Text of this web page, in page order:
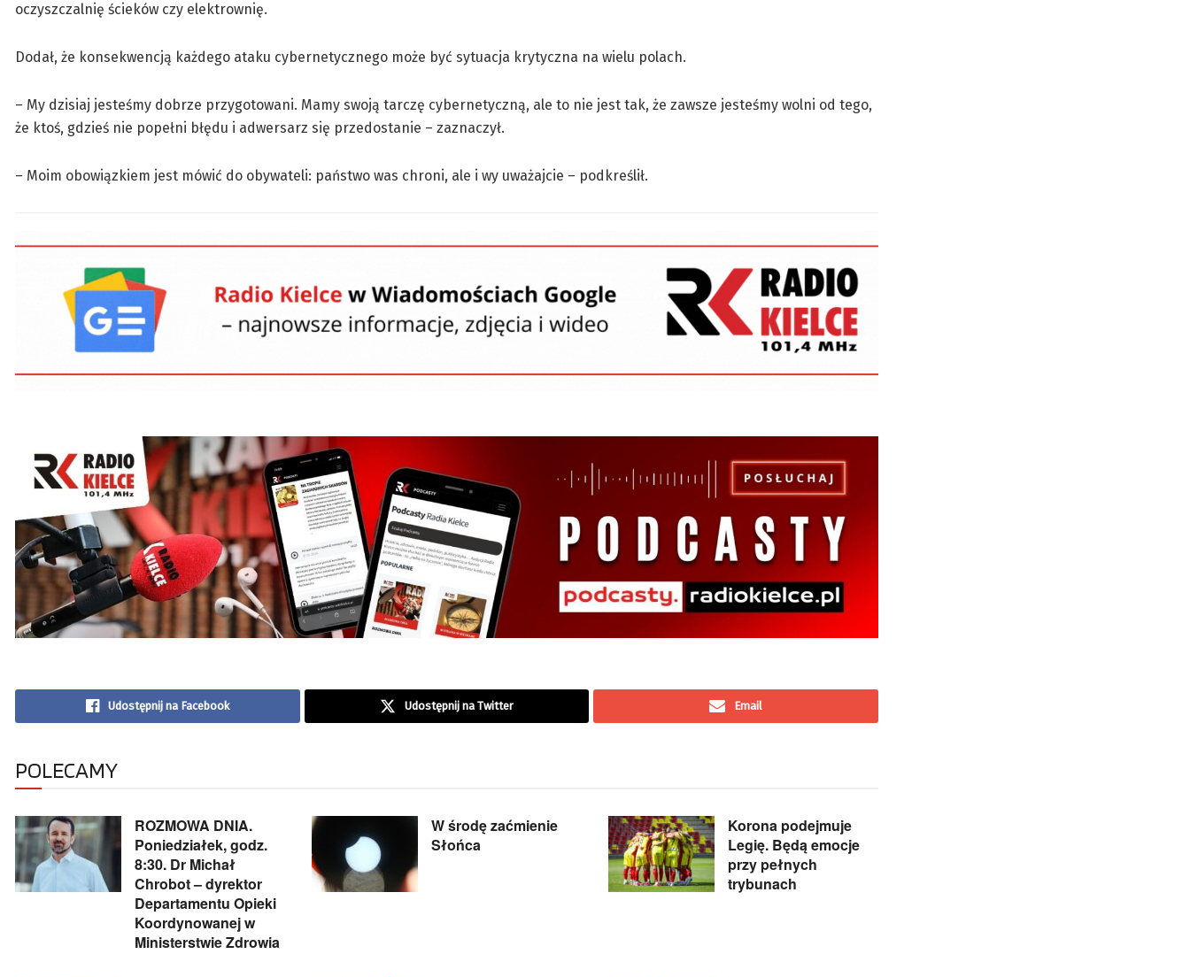
oczyszczalnię ścieków czy elektrownię.
Dodał, że konsekwencją każdego ataku cybernetycznego może być sytuacja krytyczna na wielu polach.
– My dzisiaj jesteśmy dobrze przygotowani. Mamy swoją tarczę cybernetyczną, ale to nie jest tak, że zawsze jesteśmy wolni od tego,
że ktoś, gdzieś nie popełni błędu i adwersarz się przedostanie – zaznaczył.
– Moim obowiązkiem jest mówić do obywateli: państwo was chroni, ale i wy uważajcie – podkreślił.
Udostępnij na Facebook Udostępnij na Twitter Email
POLECAMY
ROZMOWA DNIA.
Poniedziałek, godz.
8:30. Dr Michał
Chrobot – dyrektor
Departamentu Opieki
Koordynowanej w
Ministerstwie Zdrowia
W środę zaćmienie
Słońca
Korona podejmuje
Legię. Będą emocje
przy pełnych
trybunach